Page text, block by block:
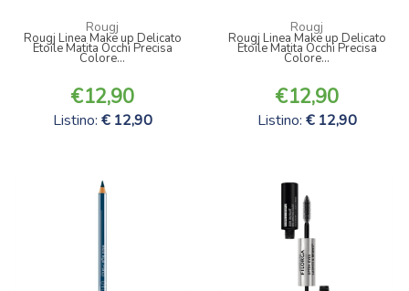
Rougj
Rougj Linea Make up Delicato
Etoile Matita Occhi Precisa
Colore...
12,90
Listino: 12,90
Rougj
Rougj Linea Make up Delicato
Etoile Matita Occhi Precisa
Colore...
12,90
Listino: 12,90